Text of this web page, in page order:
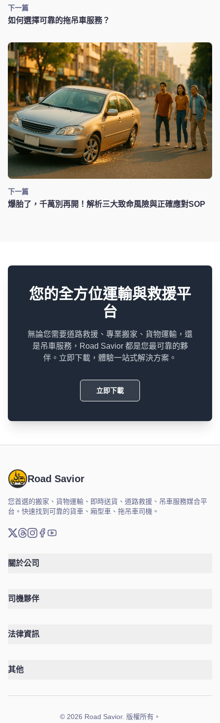
下一篇
如何選擇可靠的拖吊車服務？
下一篇
爆胎了，千萬別再開！解析三大致命風險與正確應對SOP
您的全方位運輸與救援平
台
無論您需要道路救援、專業搬家、貨物運輸，還
是吊車服務，Road Savior 都是您最可靠的夥
伴。立即下載，體驗一站式解決方案。
立即下載
Road Savior
您首選的搬家、貨物運輸、即時送貨、道路救援、吊車服務媒合平
台。快速找到可靠的貨車、廂型車、拖吊車司機。
關於公司
司機夥伴
法律資訊
其他
© 2026 Road Savior. 版權所有。